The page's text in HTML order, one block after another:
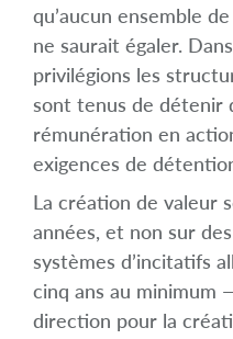
qu’aucun ensemble
ne saurait égaler.
privilégions les
sont tenus de détenir
rémunération en
exigences de
La création de valeur
années, et non sur
systèmes d’incitatifs
cinq ans au minimum
direction pour la